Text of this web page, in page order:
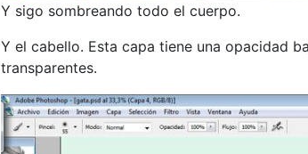
Y sigo sombreando todo el cuerpo.
Y el cabello. Esta capa tiene una opacidad
transparentes.